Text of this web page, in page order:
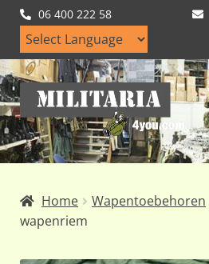
06 400 222 58
Home
Artikelen
Nieuws
Ga
door
naar
navigatie
Ga
naar
de
inhoud
Home Wapentoebehoren
wapenriem